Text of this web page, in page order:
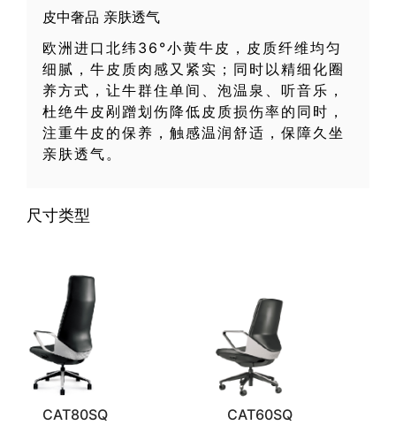
皮中奢品 亲肤透气
欧洲进口北纬36°小黄牛皮，皮质纤维均匀
细腻，牛皮质肉感又紧实；同时以精细化圈
养方式，让牛群住单间、泡温泉、听音乐，
杜绝牛皮剐蹭划伤降低皮质损伤率的同时，
注重牛皮的保养，触感温润舒适，保障久坐
亲肤透气。
尺寸类型
CAT80SQ CAT60SQ